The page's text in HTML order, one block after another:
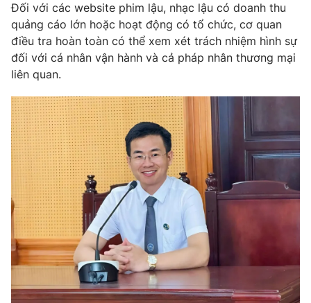
Đối với các website phim lậu, nhạc lậu có doanh thu
quảng cáo lớn hoặc hoạt động có tổ chức, cơ quan
điều tra hoàn toàn có thể xem xét trách nhiệm hình sự
đối với cá nhân vận hành và cả pháp nhân thương mại
liên quan.